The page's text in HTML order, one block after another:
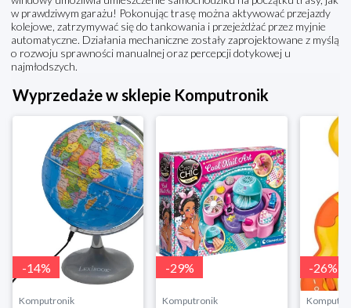
w prawdziwym garażu! Pokonując trasę można aktywować przejazdy
kolejowe, zatrzymywać się do tankowania i przejeżdżać przez myjnie
automatyczne. Działania mechaniczne zostały zaprojektowane z myślą
o rozwoju sprawności manualnej oraz percepcji dotykowej u
najmłodszych.
Wyprzedaże w sklepie Komputronik
-14%
Komputronik
-29%
Komputronik
-26%